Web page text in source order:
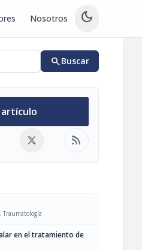
Nosotros dark_mode
searchBuscar
artículo
rss_feed
Traumatología
en el tratamiento de